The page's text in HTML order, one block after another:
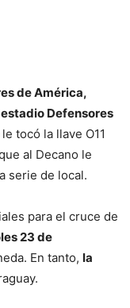
de América,
Defensores
tocó la llave O11
al Decano le
serie de local.
para el cruce de
23 de
En tanto, la